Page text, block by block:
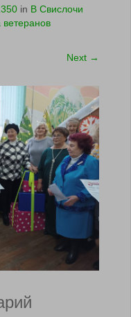
in В Свислочи
Next →